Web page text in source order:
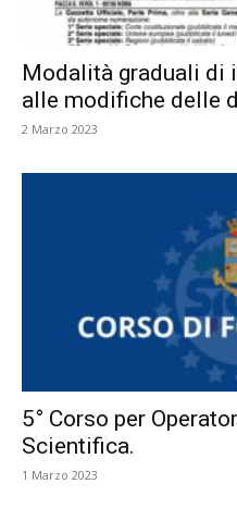
Modalità graduali di
alle modifiche delle
2 Marzo 2023
5° Corso per
Scientifica.
1 Marzo 2023